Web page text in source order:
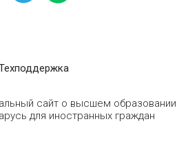
сайт о высшем образовании
для иностранных граждан